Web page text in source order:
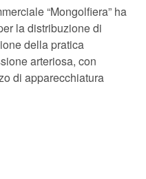
“Mongolfiera” ha
la distribuzione di
della pratica
arteriosa, con
di apparecchiatura